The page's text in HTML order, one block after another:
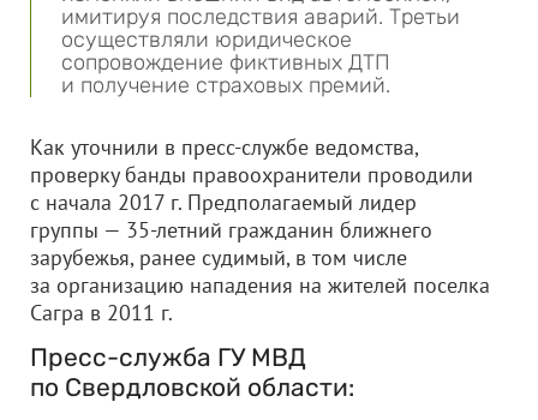
имитируя последствия аварий. Третьи
осуществляли юридическое
сопровождение фиктивных ДТП
и получение страховых премий.
Как уточнили в пресс-службе ведомства,
проверку банды правоохранители проводили
с начала 2017 г. Предполагаемый лидер
группы — 35-летний гражданин ближнего
зарубежья, ранее судимый, в том числе
за организацию нападения на жителей поселка
Сагра в 2011 г.
Пресс-служба ГУ МВД
по Свердловской области: